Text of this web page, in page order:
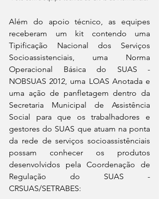
Além do apoio técnico, as equipes
receberam um kit contendo uma
Tipificação Nacional dos Serviços
Socioassistenciais, uma Norma
Operacional Básica do SUAS -
NOBSUAS 2012, uma LOAS Anotada e
uma ação de panfletagem dentro da
Secretaria Municipal de Assistência
Social para que os trabalhadores e
gestores do SUAS que atuam na ponta
da rede de serviços socioassistênciais
possam conhecer os produtos
desenvolvidos pela Coordenação de
Regulação do SUAS -
CRSUAS/SETRABES: